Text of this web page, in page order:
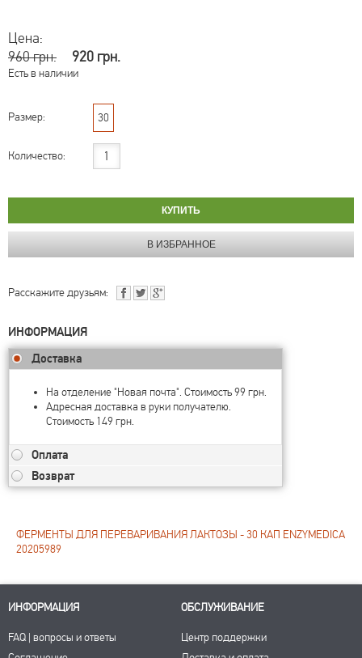
Цена:
960 грн.
920 грн.
Есть в наличии
Размер: 30
Количество:
Расскажите друзьям:
ИНФОРМАЦИЯ
Доставка
На отделение "Новая почта". Стоимость 99 грн.
Адресная доставка в руки получателю.
Стоимость 149 грн.
Оплата
Возврат
ФЕРМЕНТЫ ДЛЯ ПЕРЕВАРИВАНИЯ ЛАКТОЗЫ - 30 КАП ENZYMEDICA
20205989
ИНФОРМАЦИЯ
FAQ | вопросы и ответы
ОБСЛУЖИВАНИЕ
Центр поддержки